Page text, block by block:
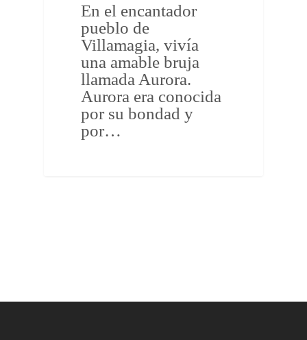
En el encantador
pueblo de
Villamagia, vivía
una amable bruja
llamada Aurora.
Aurora era conocida
por su bondad y
por…